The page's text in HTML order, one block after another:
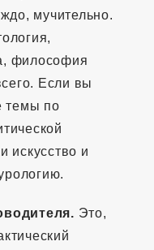
мучительно.
философия
Если вы
темы по
искусство и
Это,